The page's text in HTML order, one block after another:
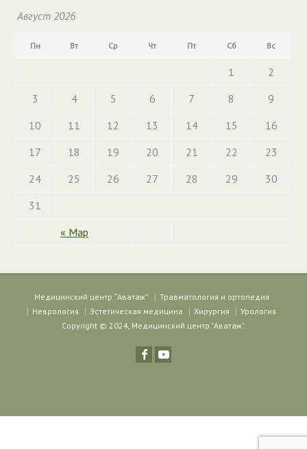
Август 2026
Пн Вт Ср Чт Пт Сб Вс
« Мар
1
2
3
4 5 6 7 8
9
10
11 12 13 14 15
16
17
18 19 20 21 22
23
24
25 26 27 28 29
30
31
Медицинский центр “Аватаж”
Травматология и ортопедия
Неврология
Эстетическая медицина Хирургия
Урология
Copyright © 2024, Медицинский центр "Аватаж".